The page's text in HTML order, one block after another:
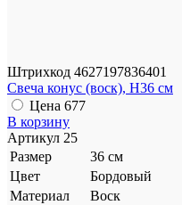
Штрихкод 4627197836401
Свеча конус (воск), H36 см
Цена 677
В корзину
Артикул 25
Размер
36 см
Цвет
Бордовый
Материал
Воск